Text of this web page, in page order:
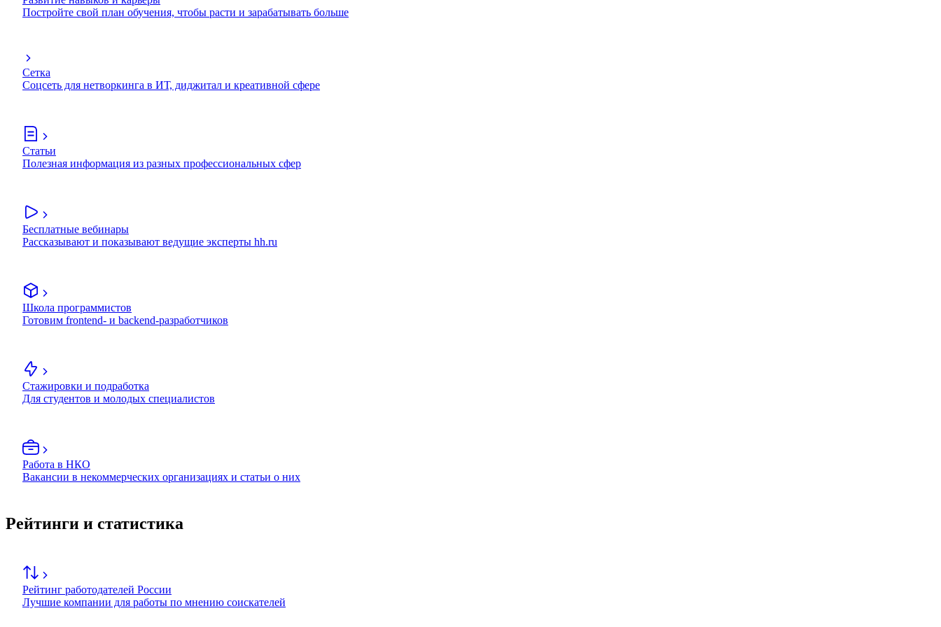
Постройте свой план обучения, чтобы расти и зарабатывать больше
Сетка
Соцсеть для нетворкинга в ИТ, диджитал и креативной сфере
Статьи
Полезная информация из разных профессиональных сфер
Бесплатные вебинары
Рассказывают и показывают ведущие эксперты hh.ru
Школа программистов
Готовим frontend- и backend-разработчиков
Стажировки и подработка
Для студентов и молодых специалистов
Работа в НКО
Вакансии в некоммерческих организациях и статьи о них
Рейтинги и статистика
Рейтинг работодателей России
Лучшие компании для работы по мнению соискателей